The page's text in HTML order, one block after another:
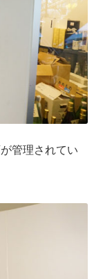
管理されてい